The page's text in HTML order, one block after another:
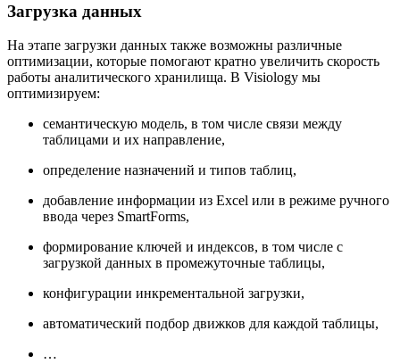
Загрузка данных
На этапе загрузки данных также возможны различные
оптимизации, которые помогают кратно увеличить скорость
работы аналитического хранилища. В Visiology мы
оптимизируем:
семантическую модель, в том числе связи между
таблицами и их направление,
определение назначений и типов таблиц,
добавление информации из Excel или в режиме ручного
ввода через SmartForms,
формирование ключей и индексов, в том числе с
загрузкой данных в промежуточные таблицы,
конфигурации инкрементальной загрузки,
автоматический подбор движков для каждой таблицы,
…